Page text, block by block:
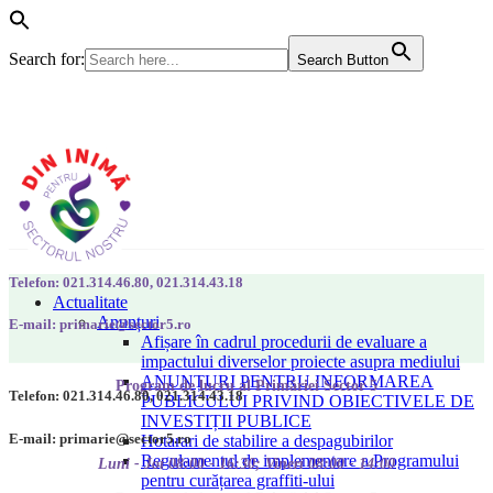
Search for: Search Button
Actualitate
Anunțuri
Afișare în cadrul procedurii de evaluare a
impactului diverselor proiecte asupra mediului
ANUNȚURI PENTRU INFORMAREA
PUBLICULUI PRIVIND OBIECTIVELE DE
INVESTIȚII PUBLICE
Hotarari de stabilire a despagubirilor
Regulamentul de implementare a Programului
pentru curățarea graffiti-ului
Telefon: 021.314.46.80, 021.314.43.18
E-mail: primarie@sector5.ro
Program de lucru al Primăriei Sector 5
Luni - Joi 08:00 - 16:30; Vineri 08:00 - 14:00
Telefon: 021.314.46.80, 021.314.43.18
E-mail: primarie@sector5.ro